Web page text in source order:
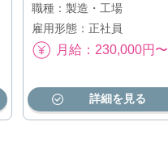
職種：製造・工場
雇用形態：正社員
月給：230,000円〜
詳細を見る